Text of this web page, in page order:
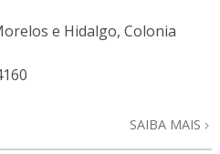
e Hidalgo, Colonia
SAIBA MAIS